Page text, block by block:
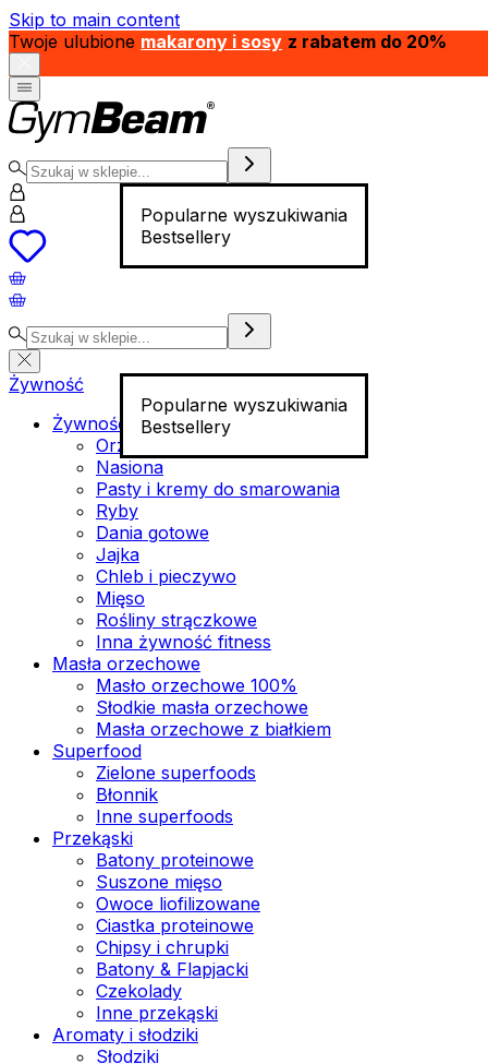
Skip to main content
Twoje ulubione makarony i sosy z rabatem do 20%
Popularne wyszukiwania
Bestsellery
Popularne wyszukiwania
Bestsellery
Żywność
Żywność funkcjonalna
Orzechy
Nasiona
Pasty i kremy do smarowania
Ryby
Dania gotowe
Jajka
Chleb i pieczywo
Mięso
Rośliny strączkowe
Inna żywność fitness
Masła orzechowe
Masło orzechowe 100%
Słodkie masła orzechowe
Masła orzechowe z białkiem
Superfood
Zielone superfoods
Błonnik
Inne superfoods
Przekąski
Batony proteinowe
Suszone mięso
Owoce liofilizowane
Ciastka proteinowe
Chipsy i chrupki
Batony & Flapjacki
Czekolady
Inne przekąski
Aromaty i słodziki
Słodziki